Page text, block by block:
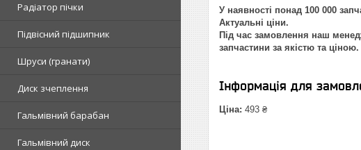
Радіатор пічки
Підвісний підшипник
Шруси (гранати)
Диск зчеплення
Гальмівний барабан
Гальмівний диск
У наявності понад 100 000
Актуальні ціни.
Під час замовлення наш
запчастини за якістю та ціною.
Інформація для
Ціна: 493 ₴